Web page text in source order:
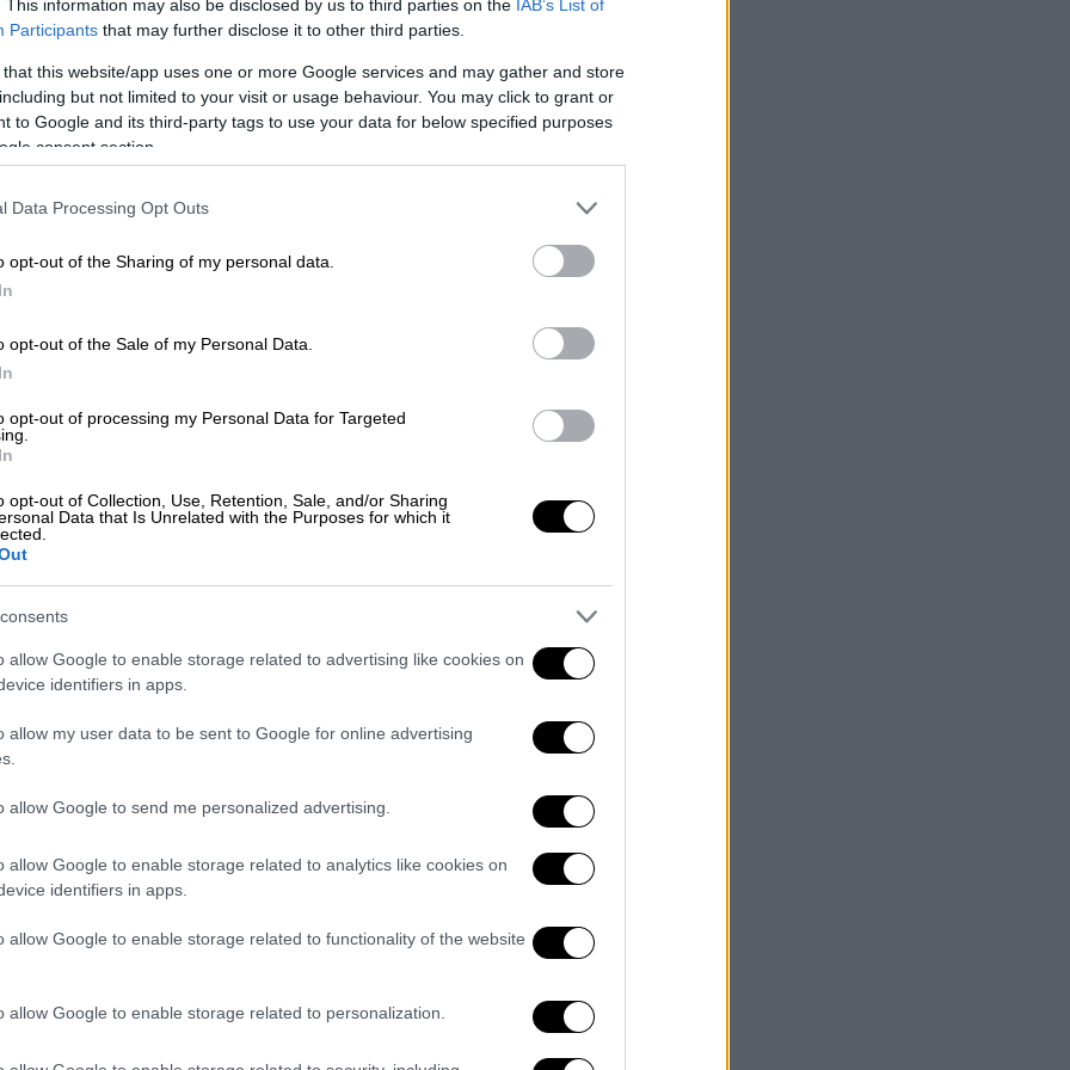
This information may also be disclosed by us to third parties on the IAB’s List of
Participants that may further disclose it to other third parties.
that this website/app uses one or more Google services and may gather and store
but not limited to your visit or usage behaviour. You may click to grant or
to Google and its third-party tags to use your data for below specified purposes
consent section.
Data Processing Opt Outs
opt-out of the Sharing of my personal data.
opt-out of the Sale of my Personal Data.
opt-out of processing my Personal Data for Targeted
opt-out of Collection, Use, Retention, Sale, and/or Sharing
Data that Is Unrelated with the Purposes for which it
allow Google to enable storage related to advertising like cookies on
identifiers in apps.
allow my user data to be sent to Google for online advertising
allow Google to send me personalized advertising.
allow Google to enable storage related to analytics like cookies on
identifiers in apps.
allow Google to enable storage related to functionality of the website
allow Google to enable storage related to personalization.
αντιπαράθεση μεταξύ
το βίντεο του
Στέφανου
της
αξιωματικής αντιπολίτευσης
από την πρωτοβουλία τουΣΥΡΙΖΑνα
παραγωγή της πολιτικής, και
», ανέφερε στη δήλωσή του ο πρόεδρος
κ. Μαρινάκη.
το δ.σ. τηςΑΔΑΕ μαζί με τον
από την πρωτοβουλία του ΣΥΡΙΖΑ
στην παραγωγή της πολιτικής,
το δ.σ. της ΑΔΑΕ μαζί με
(@skasselakis)
την